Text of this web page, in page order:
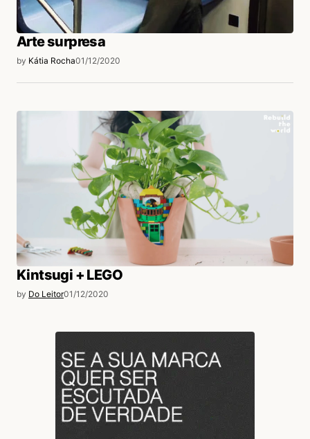
Arte surpresa
by Kátia Rocha01/12/2020
Kintsugi + LEGO
by Do Leitor01/12/2020